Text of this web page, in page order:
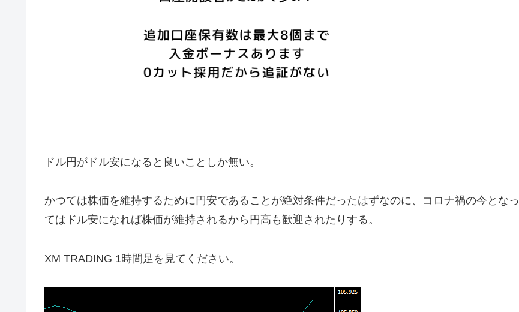
ドル円がドル安になると良いことしか無い。
かつては株価を維持するために円安であることが絶対条件だったはずなのに、コロナ禍の今となっ
てはドル安になれば株価が維持されるから円高も歓迎されたりする。
XM TRADING 1時間足を見てください。